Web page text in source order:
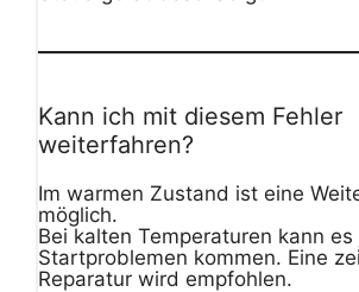
Kann ich mit diesem Fehler
weiterfahren?
Im warmen Zustand ist eine
möglich.
Bei kalten Temperaturen kann
Startproblemen kommen. Eine
Reparatur wird empfohlen.